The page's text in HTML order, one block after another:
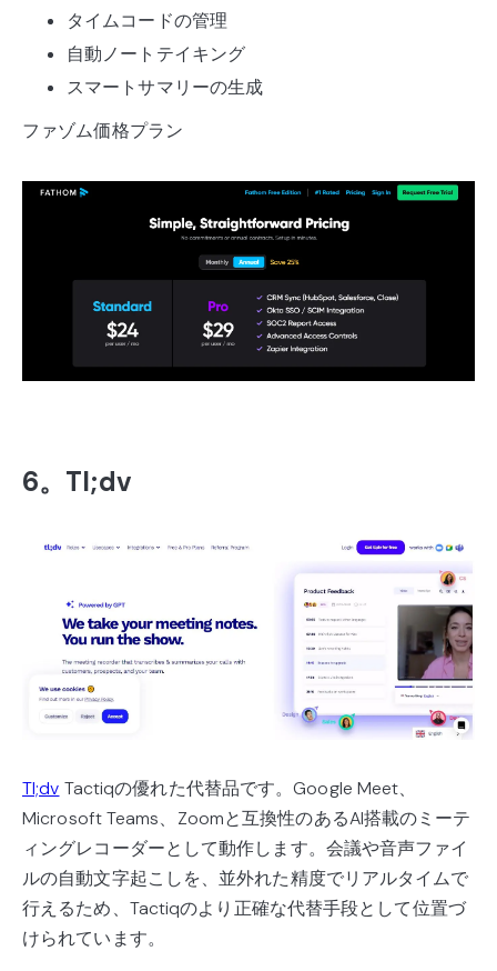
タイムコードの管理
自動ノートテイキング
スマートサマリーの生成
ファゾム価格プラン
6。Tl;dv
Tl;dv Tactiqの優れた代替品です。Google Meet、
Microsoft Teams、Zoomと互換性のあるAI搭載のミーテ
ィングレコーダーとして動作します。会議や音声ファイ
ルの自動文字起こしを、並外れた精度でリアルタイムで
行えるため、Tactiqのより正確な代替手段として位置づ
けられています。